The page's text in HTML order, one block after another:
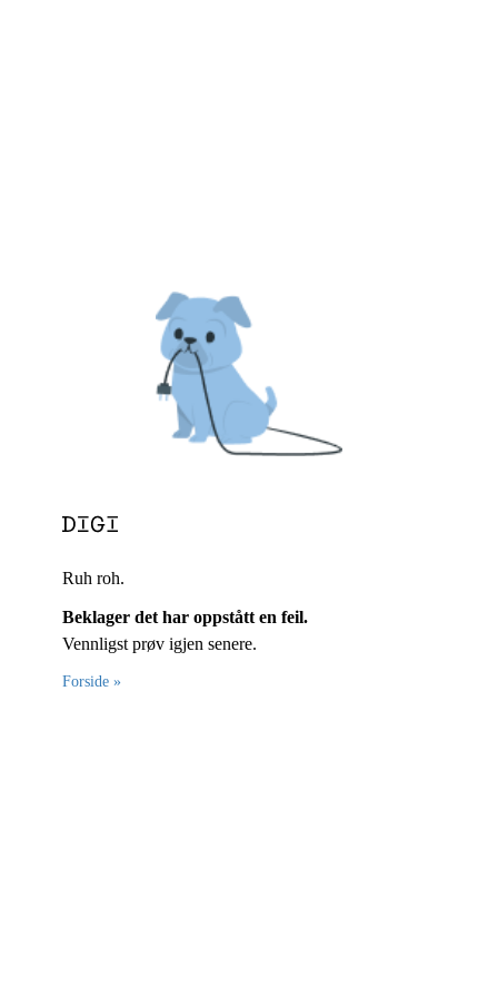
Ruh roh.
Beklager det har oppstått en feil.
Vennligst prøv igjen senere.
Forside »